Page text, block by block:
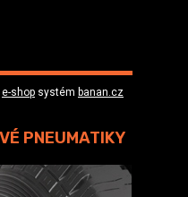
e-shop systém banan.cz
PNEUMATIKY